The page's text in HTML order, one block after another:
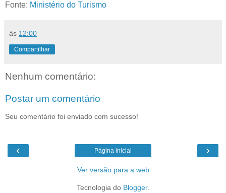
Fonte: Ministério do Turismo
às 12:00
Compartilhar
Nenhum comentário:
Postar um comentário
Seu comentário foi enviado com sucesso!
‹ ›
Página inicial
Ver versão para a web
Tecnologia do Blogger.